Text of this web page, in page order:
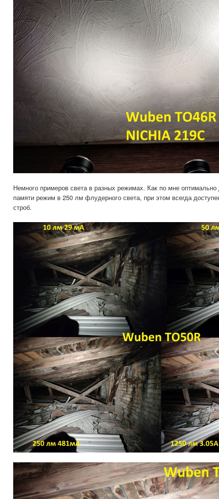
Немного примеров света в разных режимах. Как по мне
памяти режим в 250 лм флудерного света, при этом всегда
строб.